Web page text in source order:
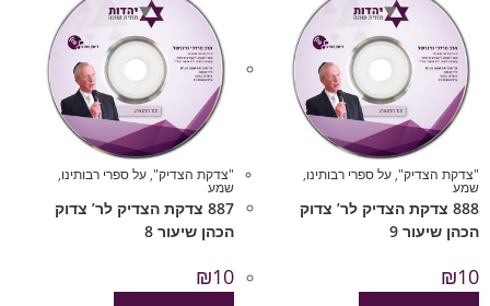
"צדקת הצדיק",על ספרי רבותינו,
שמע
888 צדקת הצדיק לר’ צדוק
הכהן שיעור 9
₪10
"צדקת הצדיק",על ספרי רבותינו,
שמע
887 צדקת הצדיק לר’ צדוק
הכהן שיעור 8
₪10